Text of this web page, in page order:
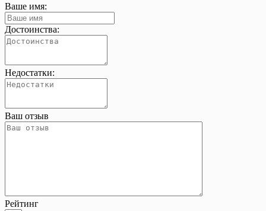
Ваше имя:
Достоинства:
Недостатки:
Ваш отзыв
Рейтинг